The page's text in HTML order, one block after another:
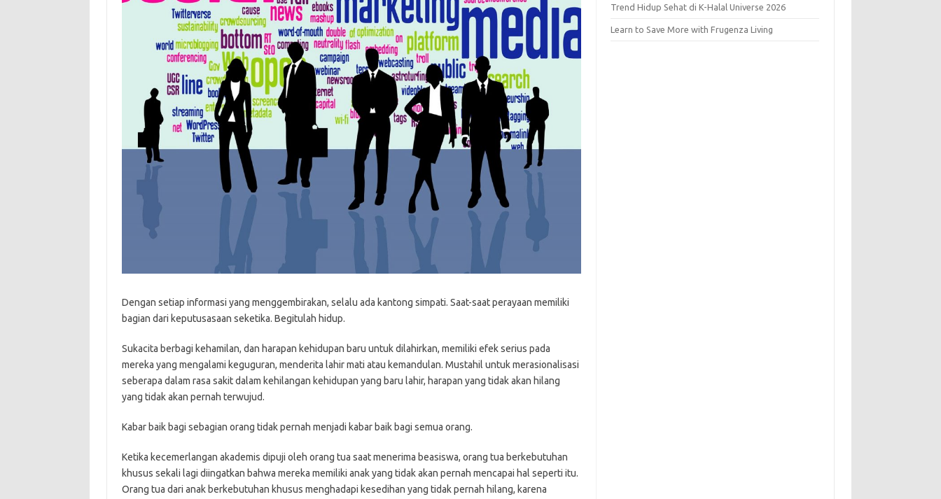
Dengan setiap informasi yang menggembirakan, selalu ada kantong simpati. Saat-saat perayaan memiliki
bagian dari keputusasaan seketika. Begitulah hidup.
Sukacita berbagi kehamilan, dan harapan kehidupan baru untuk dilahirkan, memiliki efek serius pada
mereka yang mengalami keguguran, menderita lahir mati atau kemandulan. Mustahil untuk merasionalisasi
seberapa dalam rasa sakit dalam kehilangan kehidupan yang baru lahir, harapan yang tidak akan hilang
yang tidak akan pernah terwujud.
Kabar baik bagi sebagian orang tidak pernah menjadi kabar baik bagi semua orang.
Ketika kecemerlangan akademis dipuji oleh orang tua saat menerima beasiswa, orang tua berkebutuhan
khusus sekali lagi diingatkan bahwa mereka memiliki anak yang tidak akan pernah mencapai hal seperti itu.
Orang tua dari anak berkebutuhan khusus menghadapi kesedihan yang tidak pernah hilang, karena
Trend Hidup Sehat di K-Halal Universe 2026
Learn to Save More with Frugenza Living